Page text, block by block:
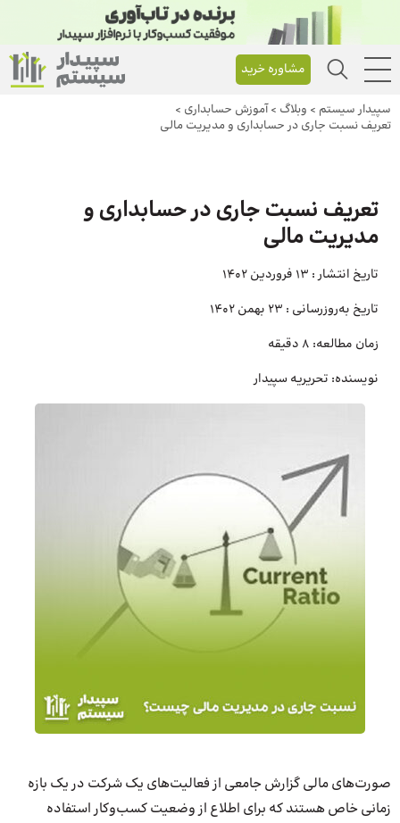
مشاوره خرید
سپیدار سیستم > وبلاگ >آموزش حسابداری >
تعریف نسبت جاری در حسابداری و مدیریت مالی
تعریف نسبت جاری در حسابداری و
مدیریت مالی
تاریخ انتشار : 13 فروردین 1402
تاریخ به‌روزرسانی : 23 بهمن 1402
زمان مطالعه: 8 دقیقه
نویسنده: تحریریه سپیدار
صورت‌های مالی گزارش جامعی از فعالیت‌های یک شرکت در یک بازه
زمانی خاص هستند که برای اطلاع از وضعیت کسب‌وکار استفاده